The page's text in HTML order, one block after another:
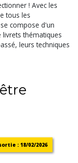
! Avec les
tous les
compose d'un
livrets thématiques
leurs techniques
: 18/02/2026